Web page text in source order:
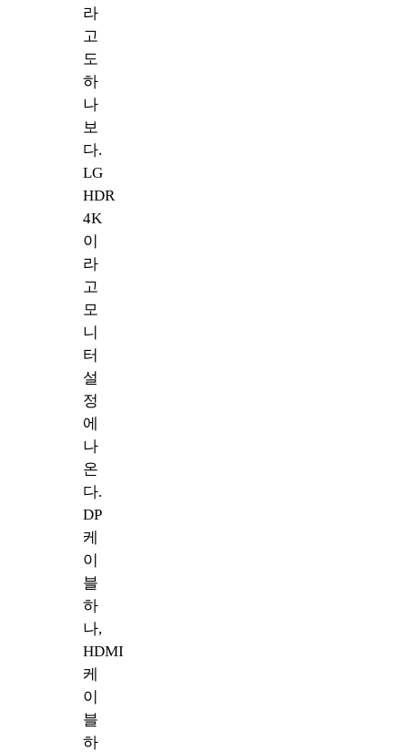
라
고
도
하
나
보
다.
LG
HDR
4K
이
라
고
모
니
터
설
정
에
나
온
다.
DP
케
이
블
하
나,
HDMI
케
이
블
하